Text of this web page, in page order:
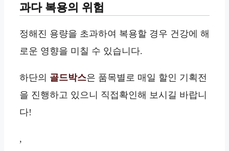
과다 복용의 위험
정해진 용량을 초과하여 복용할 경우 건강에 해
로운 영향을 미칠 수 있습니다.
하단의 골드박스은 품목별로 매일 할인 기획전
을 진행하고 있으니 직접확인해 보시길 바랍니
다!
,